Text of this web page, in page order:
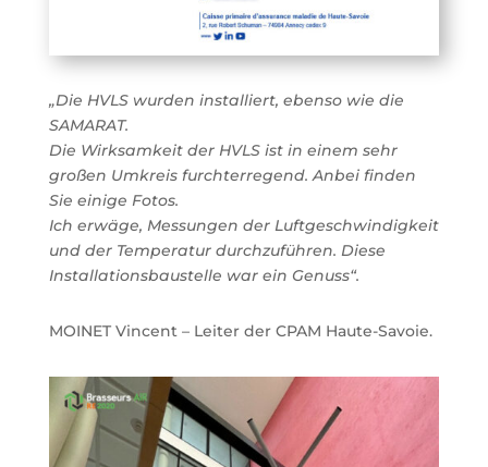
„Die HVLS wurden installiert, ebenso wie die
SAMARAT.
Die Wirksamkeit der HVLS ist in einem sehr
großen Umkreis furchterregend. Anbei finden
Sie einige Fotos.
Ich erwäge, Messungen der Luftgeschwindigkeit
und der Temperatur durchzuführen. Diese
Installationsbaustelle war ein Genuss“.
MOINET Vincent – Leiter der CPAM Haute-Savoie.